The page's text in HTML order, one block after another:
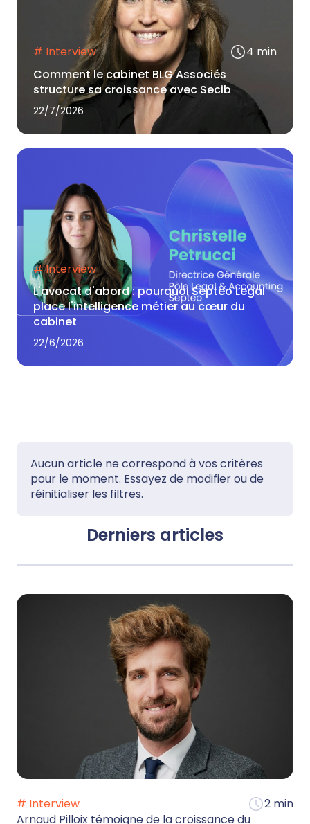
# Interview
4 min
Comment le cabinet BLG Associés
structure sa croissance avec Secib
22/7/2026
# Interview
L'avocat d'abord : pourquoi Septeo Legal
place l'intelligence métier au cœur du
cabinet
22/6/2026
Aucun article ne correspond à vos critères
pour le moment. Essayez de modifier ou de
réinitialiser les filtres.
Derniers articles
# Interview
2 min
Arnaud Pilloix témoigne de la croissance du